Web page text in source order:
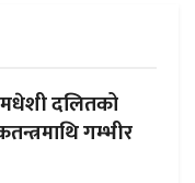
दलितको
गम्भीर